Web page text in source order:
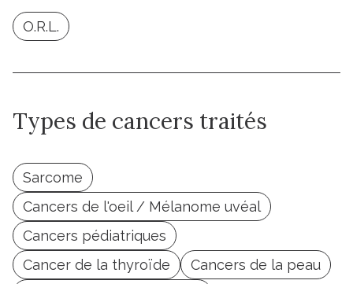
O.R.L.
Types de cancers traités
Sarcome
Cancers de l'oeil / Mélanome uvéal
Cancers pédiatriques
Cancer de la thyroïde
Cancers de la peau